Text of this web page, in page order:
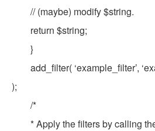
// (maybe) modify $string.
return $string;
}
add_filter( ‘example_filter’,
);
/*
* Apply the filters by calling